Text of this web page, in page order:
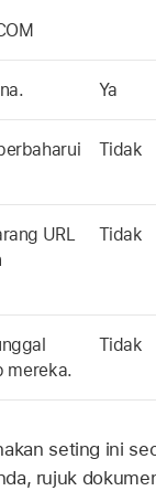
Ya
Tidak
URL
Tidak
mereka.
Tidak
seting ini
rujuk